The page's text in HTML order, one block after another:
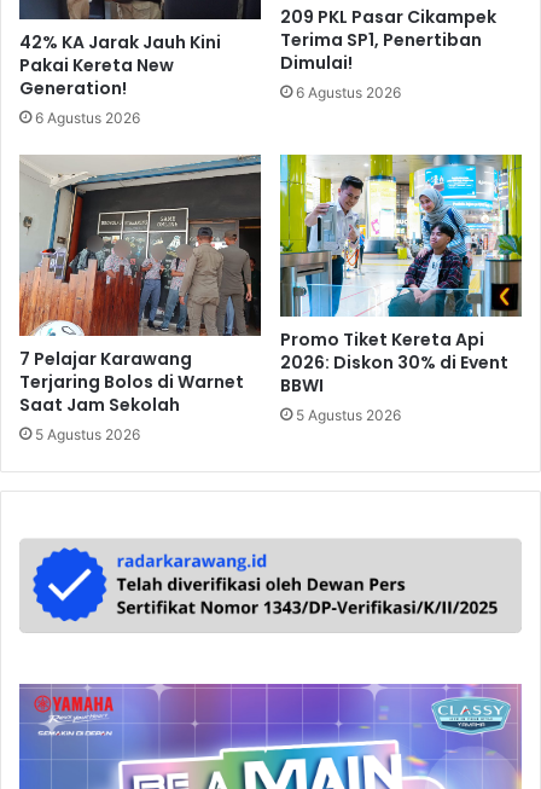
42% KA Jarak Jauh Kini
Pakai Kereta New
Generation!
6 Agustus 2026
209 PKL Pasar Cikampek
Terima SP1, Penertiban
Dimulai!
6 Agustus 2026
7 Pelajar Karawang
Terjaring Bolos di Warnet
Saat Jam Sekolah
5 Agustus 2026
Promo Tiket Kereta Api
2026: Diskon 30% di Event
BBWI
5 Agustus 2026